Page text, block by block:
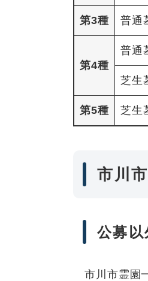
第3種 普通
第4種
普通
芝生
第5種 芝生
市川
公募以
市川市霊園